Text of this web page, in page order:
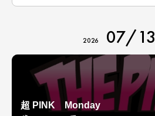
2026 07/13
超 PINK Monday